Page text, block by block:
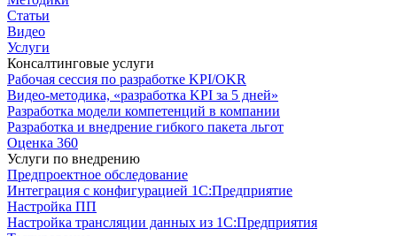
Статьи
Видео
Услуги
Консалтинговые услуги
Рабочая сессия по разработке KPI/OKR
Видео-методика, «разработка KPI за 5 дней»
Разработка модели компетенций в компании
Разработка и внедрение гибкого пакета льгот
Оценка 360
Услуги по внедрению
Предпроектное обследование
Интеграция с конфигурацией 1С:Предприятие
Настройка ПП
Настройка трансляции данных из 1С:Предприятия